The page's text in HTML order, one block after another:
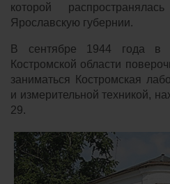
которой
Ярославскую губернии.
В сентябре 1944 года в
Костромской области
заниматься Костромская
и измерительной техникой,
29.